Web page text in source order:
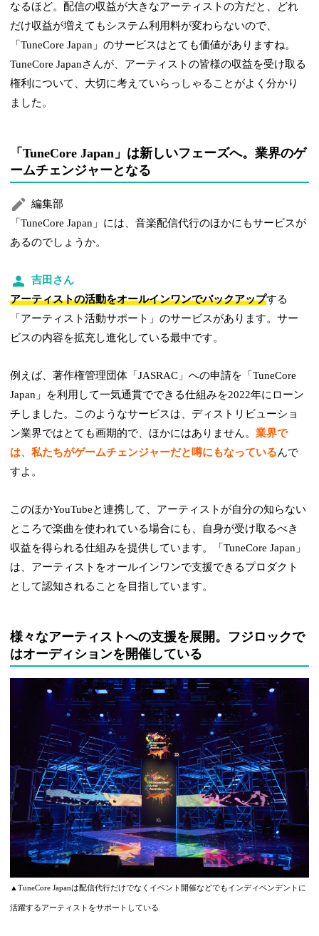
なるほど。配信の収益が大きなアーティストの方だと、どれ
だけ収益が増えてもシステム利用料が変わらないので、
「TuneCore Japan」のサービスはとても価値がありますね。
TuneCore Japanさんが、アーティストの皆様の収益を受け取る
権利について、大切に考えていらっしゃることがよく分かり
ました。
「TuneCore Japan」は新しいフェーズへ。業界のゲ
ームチェンジャーとなる
編集部
「TuneCore Japan」には、音楽配信代行のほかにもサービスが
あるのでしょうか。
吉田さん
アーティストの活動をオールインワンでバックアップする
「アーティスト活動サポート」のサービスがあります。サー
ビスの内容を拡充し進化している最中です。
例えば、著作権管理団体「JASRAC」への申請を「TuneCore
Japan」を利用して一気通貫でできる仕組みを2022年にローン
チしました。このようなサービスは、ディストリビューショ
ン業界ではとても画期的で、ほかにはありません。業界で
は、私たちがゲームチェンジャーだと噂にもなっているんで
すよ。
このほかYouTubeと連携して、アーティストが自分の知らない
ところで楽曲を使われている場合にも、自身が受け取るべき
収益を得られる仕組みを提供しています。「TuneCore Japan」
は、アーティストをオールインワンで支援できるプロダクト
として認知されることを目指しています。
様々なアーティストへの支援を展開。フジロックで
はオーディションを開催している
▲TuneCore Japanは配信代行だけでなくイベント開催などでもインディペンデントに
活躍するアーティストをサポートしている